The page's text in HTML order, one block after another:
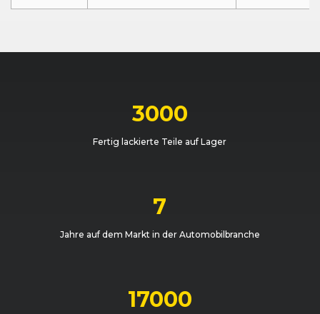
3000
Fertig lackierte Teile auf Lager
7
Jahre auf dem Markt in der Automobilbranche
17000